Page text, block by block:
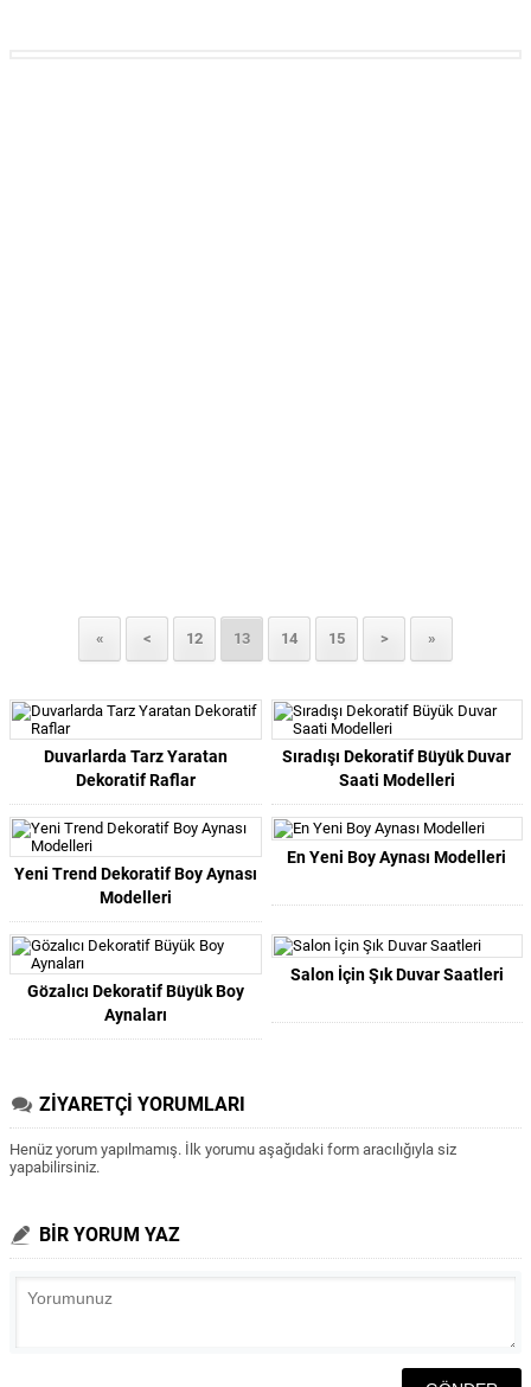
« < 12 13 14 15 > »
Duvarlarda Tarz Yaratan
Dekoratif Raflar
Sıradışı Dekoratif Büyük Duvar
Saati Modelleri
Yeni Trend Dekoratif Boy Aynası
Modelleri
En Yeni Boy Aynası Modelleri
Gözalıcı Dekoratif Büyük Boy
Aynaları
Salon İçin Şık Duvar Saatleri
ZİYARETÇİ YORUMLARI
Henüz yorum yapılmamış. İlk yorumu aşağıdaki form aracılığıyla siz
yapabilirsiniz.
BİR YORUM YAZ